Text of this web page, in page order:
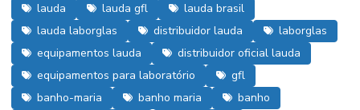
lauda
lauda gfl
lauda brasil
lauda laborglas
distribuidor lauda
laborglas
equipamentos lauda
distribuidor oficial lauda
equipamentos para laboratório
gfl
banho-maria
banho maria
banho